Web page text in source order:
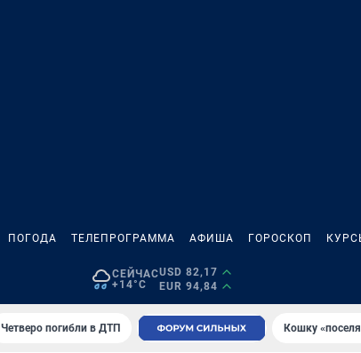
ПОГОДА ТЕЛЕПРОГРАММА АФИША ГОРОСКОП
СЕЙЧАС
+14°C
USD 82,17
EUR 94,84
Четверо погибли в ДТП Кошку